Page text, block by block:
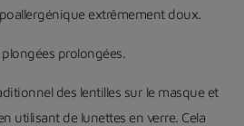
extrêmement doux.
prolongées.
des lentilles sur le masque et
utilisant de lunettes en verre. Cela